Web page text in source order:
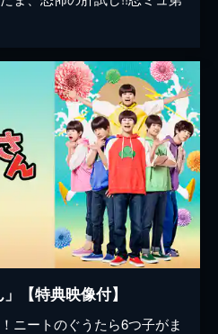
【特典映像付】
ニートのぐうたら6つ子がま